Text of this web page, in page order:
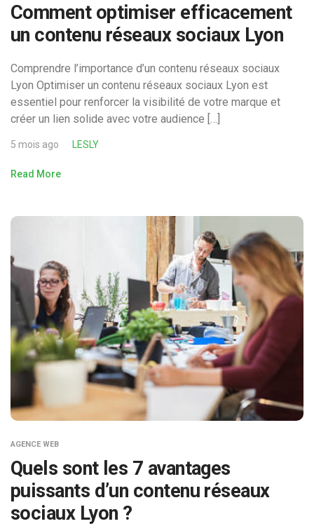
Comment optimiser efficacement
un contenu réseaux sociaux Lyon
Comprendre l’importance d’un contenu réseaux sociaux
Lyon Optimiser un contenu réseaux sociaux Lyon est
essentiel pour renforcer la visibilité de votre marque et
créer un lien solide avec votre audience […]
5 mois ago LESLY
Read More
AGENCE WEB
Quels sont les 7 avantages
puissants d’un contenu réseaux
sociaux Lyon ?